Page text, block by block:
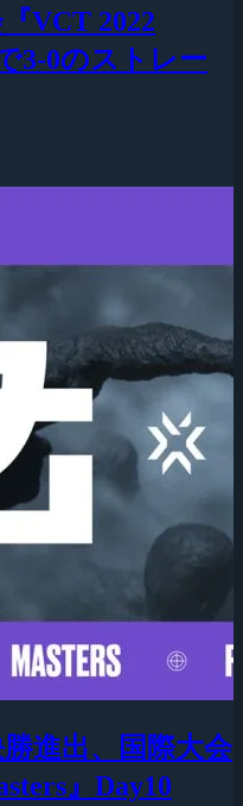
VCT 2022
3-0のストレー
進出、国際大会
』Day10